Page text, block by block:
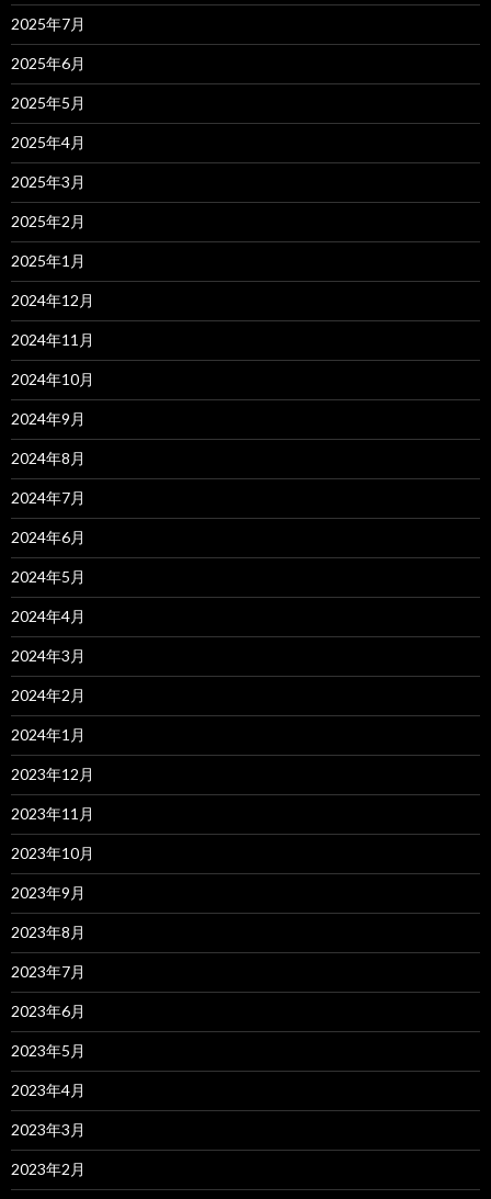
2025年7月
2025年6月
2025年5月
2025年4月
2025年3月
2025年2月
2025年1月
2024年12月
2024年11月
2024年10月
2024年9月
2024年8月
2024年7月
2024年6月
2024年5月
2024年4月
2024年3月
2024年2月
2024年1月
2023年12月
2023年11月
2023年10月
2023年9月
2023年8月
2023年7月
2023年6月
2023年5月
2023年4月
2023年3月
2023年2月